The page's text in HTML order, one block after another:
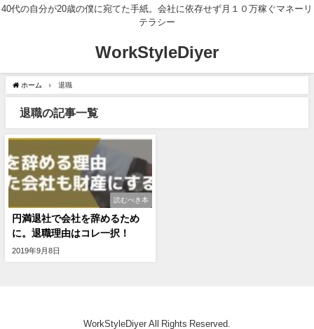
40代の自分が20歳の僕に宛てた手紙。会社に依存せず月１０万稼ぐマネーリ
テラシー
WorkStyleDiyer
ホーム 退職
退職の記事一覧
読むべき本
円満退社で会社を辞めるため
に。退職理由はコレ一択！
2019年9月8日
WorkStyleDiyer All Rights Reserved.